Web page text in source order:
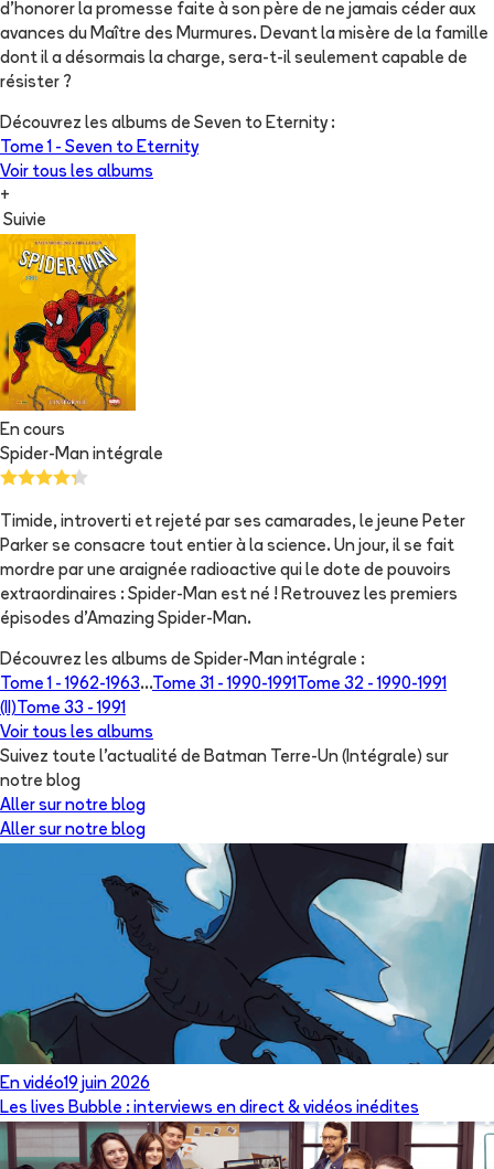
d'honorer la promesse faite à son père de ne jamais céder aux
avances du Maître des Murmures. Devant la misère de la famille
dont il a désormais la charge, sera-t-il seulement capable de
résister ?
Découvrez les albums de Seven to Eternity:
Tome 1 - Seven to Eternity
Voir tous les albums
+
Suivie
En cours
Spider-Man intégrale
Timide, introverti et rejeté par ses camarades, le jeune Peter
Parker se consacre tout entier à la science. Un jour, il se fait
mordre par une araignée radioactive qui le dote de pouvoirs
extraordinaires : Spider-Man est né ! Retrouvez les premiers
épisodes d'Amazing Spider-Man.
Découvrez les albums de Spider-Man intégrale :
Tome 1 - 1962-1963...Tome 31 - 1990-1991 Tome 32 - 1990-1991
(II) Tome 33 - 1991
Voir tous les albums
Suivez toute l'actualité de Batman Terre-Un (Intégrale) sur
notre blog
Aller sur notre blog
Aller sur notre blog
En vidéo19 juin 2026
Les lives Bubble : interviews en direct & vidéos inédites